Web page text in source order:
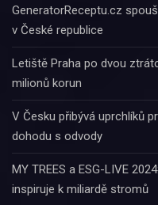
GeneratorReceptu.cz
v České republice
Letiště Praha po dvou
milionů korun
V Česku přibývá uprchlíků
dohodu s odvody
MY TREES a ESG-LIVE
inspiruje k miliardě stromů